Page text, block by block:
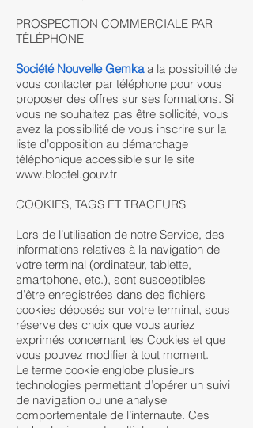
PROSPECTION COMMERCIALE PAR
TÉLÉPHONE
Société Nouvelle Gemkaa la possibilité de
vous contacter par téléphone pour vous
proposer des offres sur ses formations. Si
vous ne souhaitez pas être sollicité, vous
avez la possibilité de vous inscrire sur la
liste d’opposition au démarchage
téléphonique accessible sur le site
www.bloctel.gouv.fr
COOKIES, TAGS ET TRACEURS
Lors de l’utilisation de notre Service, des
informations relatives à la navigation de
votre terminal (ordinateur, tablette,
smartphone, etc.), sont susceptibles
d’être enregistrées dans des fichiers
cookies déposés sur votre terminal, sous
réserve des choix que vous auriez
exprimés concernant les Cookies et que
vous pouvez modifier à tout moment.
Le terme cookie englobe plusieurs
technologies permettant d’opérer un suivi
de navigation ou une analyse
comportementale de l’internaute. Ces